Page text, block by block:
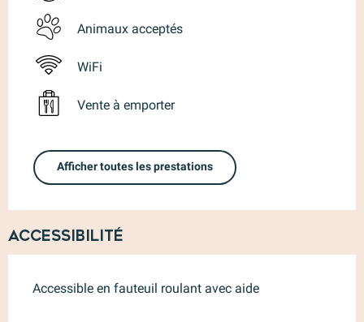
Animaux acceptés
WiFi
Vente à emporter
Afficher toutes les prestations
Accessibilité
Accessible en fauteuil roulant avec aide